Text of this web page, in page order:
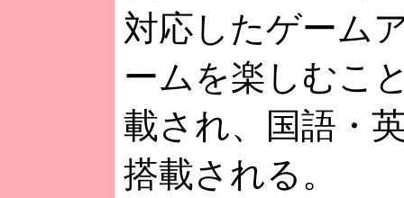
対応したゲーム
ームを楽しむこ
載され、国語・
搭載される。